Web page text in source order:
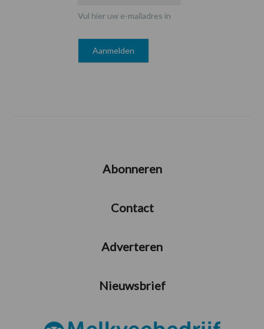
Vul hier uw e-mailadres in
Abonneren
Contact
Adverteren
Nieuwsbrief